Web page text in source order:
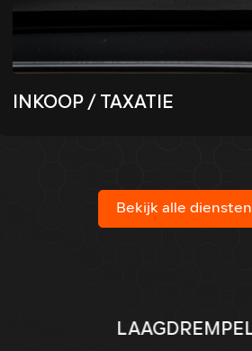
INKOOP / TAXATIE
Bekijk alle diensten
LAAGDREMPELIG